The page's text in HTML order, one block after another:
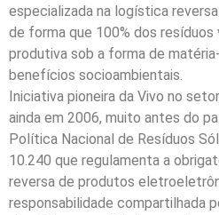
especializada na logística
de forma que 100% dos resíduos
produtiva sob a forma de
benefícios socioambientais.
Iniciativa pioneira da Vivo no
ainda em 2006, muito antes do
Política Nacional de Resíduos
10.240 que regulamenta a
reversa de produtos
responsabilidade compartilhada